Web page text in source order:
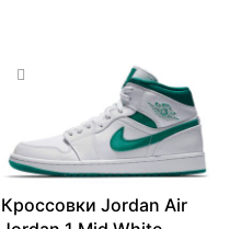
Кроссовки Jordan Air